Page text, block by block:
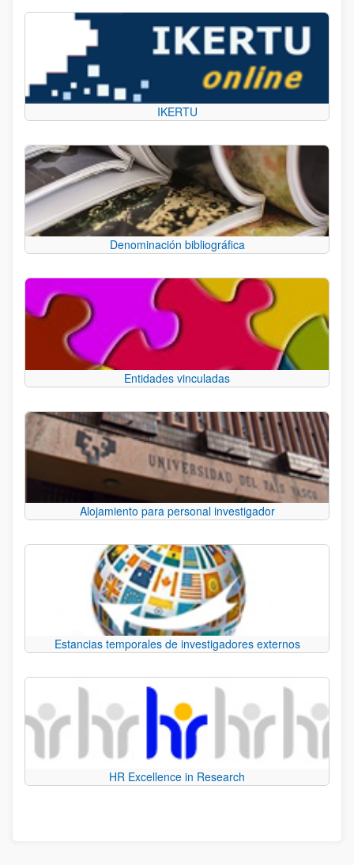
IKERTU
Denominación bibliográfica
Entidades vinculadas
Alojamiento para personal investigador
Estancias temporales de investigadores externos
HR Excellence in Research